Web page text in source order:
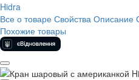
Hidra
Все о товаре Свойства Описание
Похожие товары